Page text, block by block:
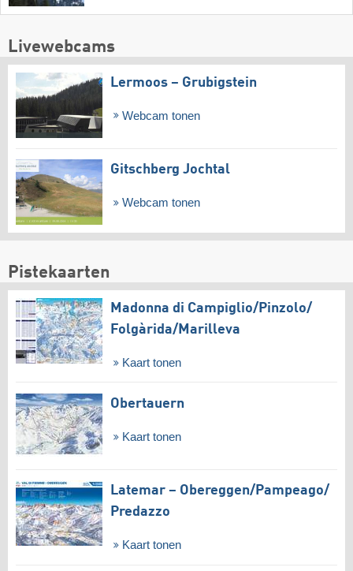
Livewebcams
Lermoos – Grubigstein
Webcam tonen
Gitschberg Jochtal
Webcam tonen
Pistekaarten
Madonna di Campiglio/​Pinzolo/​
Folgàrida/​Marilleva
Kaart tonen
Obertauern
Kaart tonen
Latemar – Obereggen/​Pampeago/​
Predazzo
Kaart tonen